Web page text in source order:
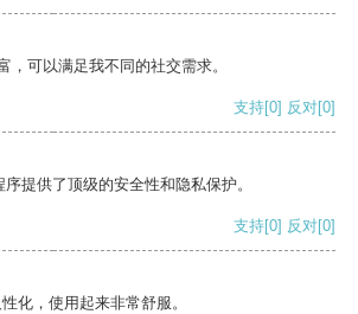
，可以满足我不同的社交需求。
支持[0] 反对[0]
提供了顶级的安全性和隐私保护。
支持[0] 反对[0]
化，使用起来非常舒服。